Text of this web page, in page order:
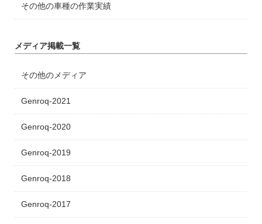
その他の車種の作業実績
メディア掲載一覧
その他のメディア
Genroq-2021
Genroq-2020
Genroq-2019
Genroq-2018
Genroq-2017